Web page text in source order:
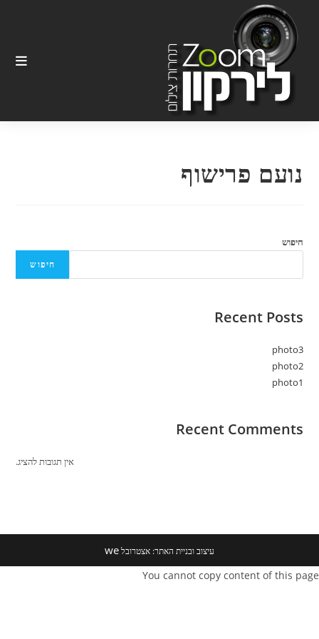
content
נועם פרישוף
חיפוש
חיפוש
Recent Posts
photo3
photo2
photo1
Recent Comments
אין תגובות להציג.
עיצוב ובניית האתר: אצטרובלwe
You cannot copy content of this page